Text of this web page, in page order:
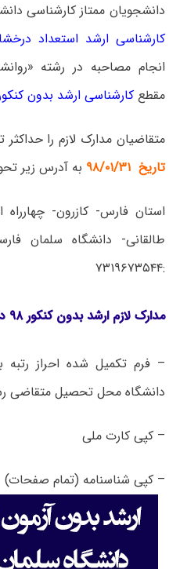
دانشجویان ممتاز کارشناسی
کارشناسی ارشد استعداد
انجام مصاحبه در رشته
مقطعکارشناسی ارشد بدون
متقاضیان مدارک لازم را
تاریخ ۹۸/۰۱/۳۱
به آدرس زیر
استان فارس- کازرون- چهارراه
طالقانی- دانشگاه سلمان
:۷۳۱۹۶۷۳۵۴۴
مدارک لازم ارشد بدون کنکور ۹۸ دانشگاه کازرون
– فرم تکمیل شده احراز رتبه
دانشگاه محل تحصیل متقاضی
– کپی کارت ملی
– کپی شناسنامه (تمام صفحات)